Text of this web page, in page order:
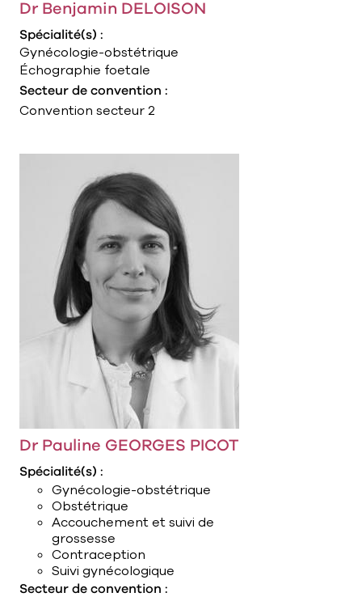
Dr Benjamin DELOISON
Spécialité(s) :
Gynécologie-obstétrique
Échographie foetale
Secteur de convention :
Convention secteur 2
Dr Pauline GEORGES PICOT
Spécialité(s) :
Gynécologie-obstétrique
Obstétrique
Accouchement et suivi de
grossesse
Contraception
Suivi gynécologique
Secteur de convention :